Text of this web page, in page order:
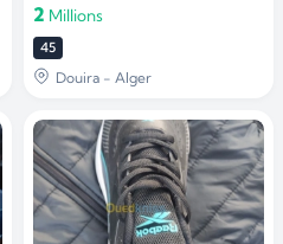
2 Millions
45
Douira - Alger